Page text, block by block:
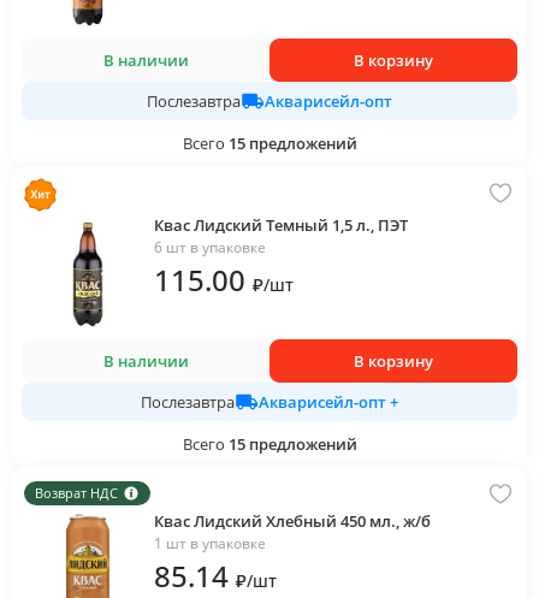
В наличии
В корзину
Послезавтра
Акварисейл-опт
Всего 15 предложений
Квас Лидский Темный 1,5 л., ПЭТ
6 шт в упаковке
115.00 ₽/шт
В наличии
В корзину
Послезавтра
Акварисейл-опт +
Всего 15 предложений
Возврат НДС
Квас Лидский Хлебный 450 мл., ж/б
1 шт в упаковке
85.14 ₽/шт